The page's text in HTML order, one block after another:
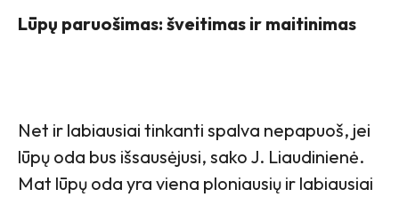
Lūpų paruošimas: šveitimas ir maitinimas
Net ir labiausiai tinkanti spalva nepapuoš, jei
lūpų oda bus išsausėjusi, sako J. Liaudinienė.
Mat lūpų oda yra viena ploniausių ir labiausiai